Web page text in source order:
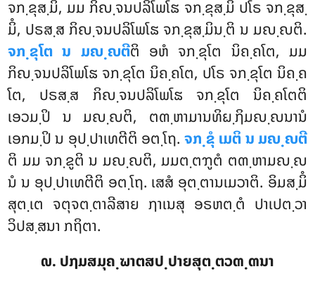
ຈກ຺ຂຸສ຺ມິໍ, ມມ ກິຎ຺ຈນປລິໂພໂຘ ຈກ຺ຂຸສ຺ມິໍ ປໂຣ ຈກ຺ຂຸສ຺
ມິໍ, ປຣສ຺ສ ກິຎ຺ຈນປລິໂພໂຘ ຈກ຺ຂຸສ຺ມິນ຺ຕິ ນ ມຎ຺ຎຕິ.
ຈກ຺ຂຸໂຕ ນ ມຎ຺ຎຕີຕິ ອຫໍ ຈກ຺ຂຸໂຕ ນິຄ຺ຄໂຕ, ມມ
ກິຎ຺ຈນປລິໂພໂຘ ຈກ຺ຂຸໂຕ ນິຄ຺ຄໂຕ, ປໂຣ ຈກ຺ຂຸໂຕ ນິຄ຺ຄ
ໂຕ, ປຣສ຺ສ ກິຎ຺ຈນປລິໂພໂຘ ຈກ຺ຂຸໂຕ ນິຄ຺ຄໂຕຕິ
ເອວມ຺ປິ ນ ມຎ຺ຎຕິ, ຕຓ຺ຫາມານທິຏ຺ຐິມຎ຺ຎນານໍ
ເອກມ຺ປິ ນ ອຸປ຺ປາເທຕີຕິ ອຕ຺ໂຖ.ຈກ຺ຂຸໍ ເມຕິ ນ ມຎ຺ຎຕີ
ຕິ ມມ ຈກ຺ຂູຕິ ນ ມຎ຺ຎຕິ, ມມຕ຺ຕຠູຕໍ ຕຓ຺ຫາມຎ຺ຎ
ນໍ ນ ອຸປ຺ປາເທຕີຕິ ອຕ຺ໂຖ. ເສສໍ ອຸຕ຺ຕານເມວາຕິ. ອິມສ຺ມິໍ
ສຸຕ຺ເຕ ຈຕຸຈຕ຺ຕາລີສາຍ ຐາເນສຸ ອຣຫຕ຺ຕໍ ປາເປຕ຺ວາ
ວິປສ຺ສນາ ກຖິຕາ.
໙. ປຐມສມຸຄ຺ຆາຕສປ຺ປາຍສຸຕ຺ຕວຓ຺ຓນາ